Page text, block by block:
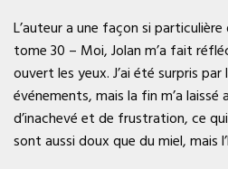
L’auteur a une façon si
tome 30 – Moi, Jolan m’a fait
ouvert les yeux. J’ai été surpris
événements, mais la fin m’a
d’inachevé et de frustration, ce
sont aussi doux que du miel, mais